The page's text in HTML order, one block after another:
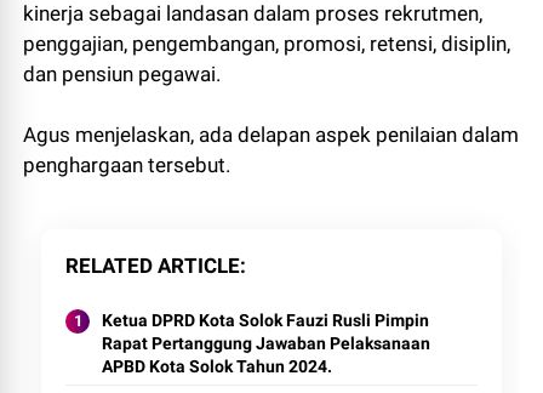
kinerja sebagai landasan dalam proses rekrutmen,
penggajian, pengembangan, promosi, retensi, disiplin,
dan pensiun pegawai.
Agus menjelaskan, ada delapan aspek penilaian dalam
penghargaan tersebut.
RELATED ARTICLE
Ketua DPRD Kota Solok Fauzi Rusli Pimpin
Rapat Pertanggung Jawaban Pelaksanaan
APBD Kota Solok Tahun 2024.